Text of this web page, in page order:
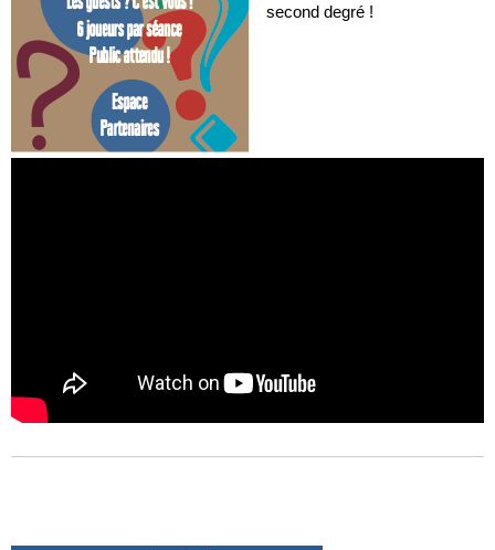
second degré !